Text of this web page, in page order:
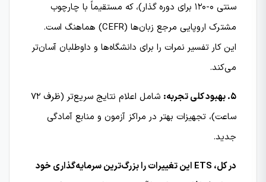
سنتی ۰-۱۲۰ برای دوره گذار)، که مستقیماً با چارچوب
مشترک اروپایی مرجع زبان‌ها (CEFR) هماهنگ است.
این کار تفسیر نمرات را برای دانشگاه‌ها و داوطلبان آسان‌تر
می‌کند.
۵. بهبود کلی تجربه:
شامل اعلام نتایج سریع‌تر (ظرف ۷۲
ساعت)، تجهیزات بهتر در مراکز آزمون و منابع آمادگی
جدید.
در کل، ETS این تغییرات را بزرگ‌ترین سرمایه‌گذاری خود